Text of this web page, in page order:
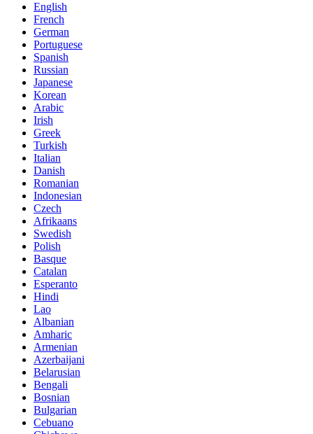
English
French
German
Portuguese
Spanish
Russian
Japanese
Korean
Arabic
Irish
Greek
Turkish
Italian
Danish
Romanian
Indonesian
Czech
Afrikaans
Swedish
Polish
Basque
Catalan
Esperanto
Hindi
Lao
Albanian
Amharic
Armenian
Azerbaijani
Belarusian
Bengali
Bosnian
Bulgarian
Cebuano